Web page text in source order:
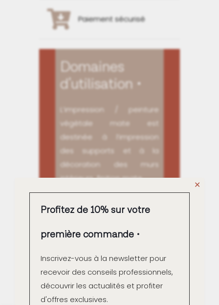
Paiement sécurisé
Domaines
d'utilisation
L’impression / peinture
végétale mate est
destinée à l’impression
des supports et à la
décoration des murs
intérieurs, finition mate.
✕
Profitez de 10% sur votre
première commande
Inscrivez-vous à la newsletter pour
recevoir des conseils professionnels,
découvrir les actualités et profiter
d'offres exclusives.